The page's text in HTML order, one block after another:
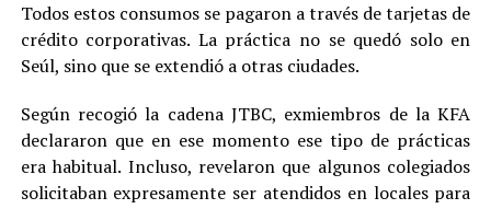
Todos estos consumos se pagaron a través de tarjetas de
crédito corporativas. La práctica no se quedó solo en
Seúl, sino que se extendió a otras ciudades.
Según recogió la cadena JTBC, exmiembros de la KFA
declararon que en ese momento ese tipo de prácticas
era habitual. Incluso, revelaron que algunos colegiados
solicitaban expresamente ser atendidos en locales para